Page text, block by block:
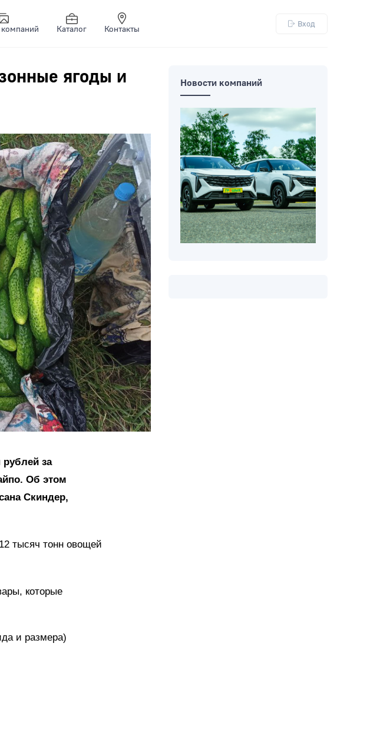
Каталог Контакты
Вход
ягоды и
за
Об этом
Скиндер,
тысяч тонн овощей
которые
и размера)
Новости компаний